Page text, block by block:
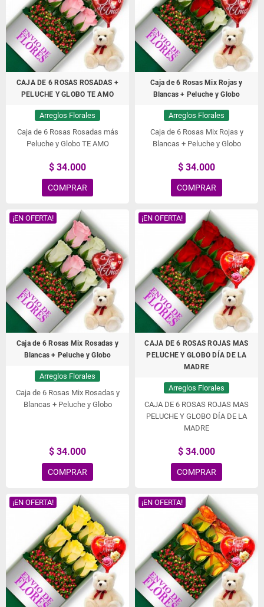
CAJA DE 6 ROSAS ROSADAS +
PELUCHE Y GLOBO TE AMO
Arreglos Florales
Caja de 6 Rosas Rosadas más
Peluche y Globo TE AMO
$ 34.000
COMPRAR
Caja de 6 Rosas Mix Rojas y
Blancas + Peluche y Globo
Arreglos Florales
Caja de 6 Rosas Mix Rojas y
Blancas + Peluche y Globo
$ 34.000
COMPRAR
¡EN OFERTA!
Caja de 6 Rosas Mix Rosadas y
Blancas + Peluche y Globo
Arreglos Florales
Caja de 6 Rosas Mix Rosadas y
Blancas + Peluche y Globo
$ 34.000
COMPRAR
¡EN OFERTA!
CAJA DE 6 ROSAS ROJAS MAS
PELUCHE Y GLOBO DÍA DE LA
MADRE
Arreglos Florales
CAJA DE 6 ROSAS ROJAS MAS
PELUCHE Y GLOBO DÍA DE LA
MADRE
$ 34.000
COMPRAR
¡EN OFERTA! ¡EN OFERTA!